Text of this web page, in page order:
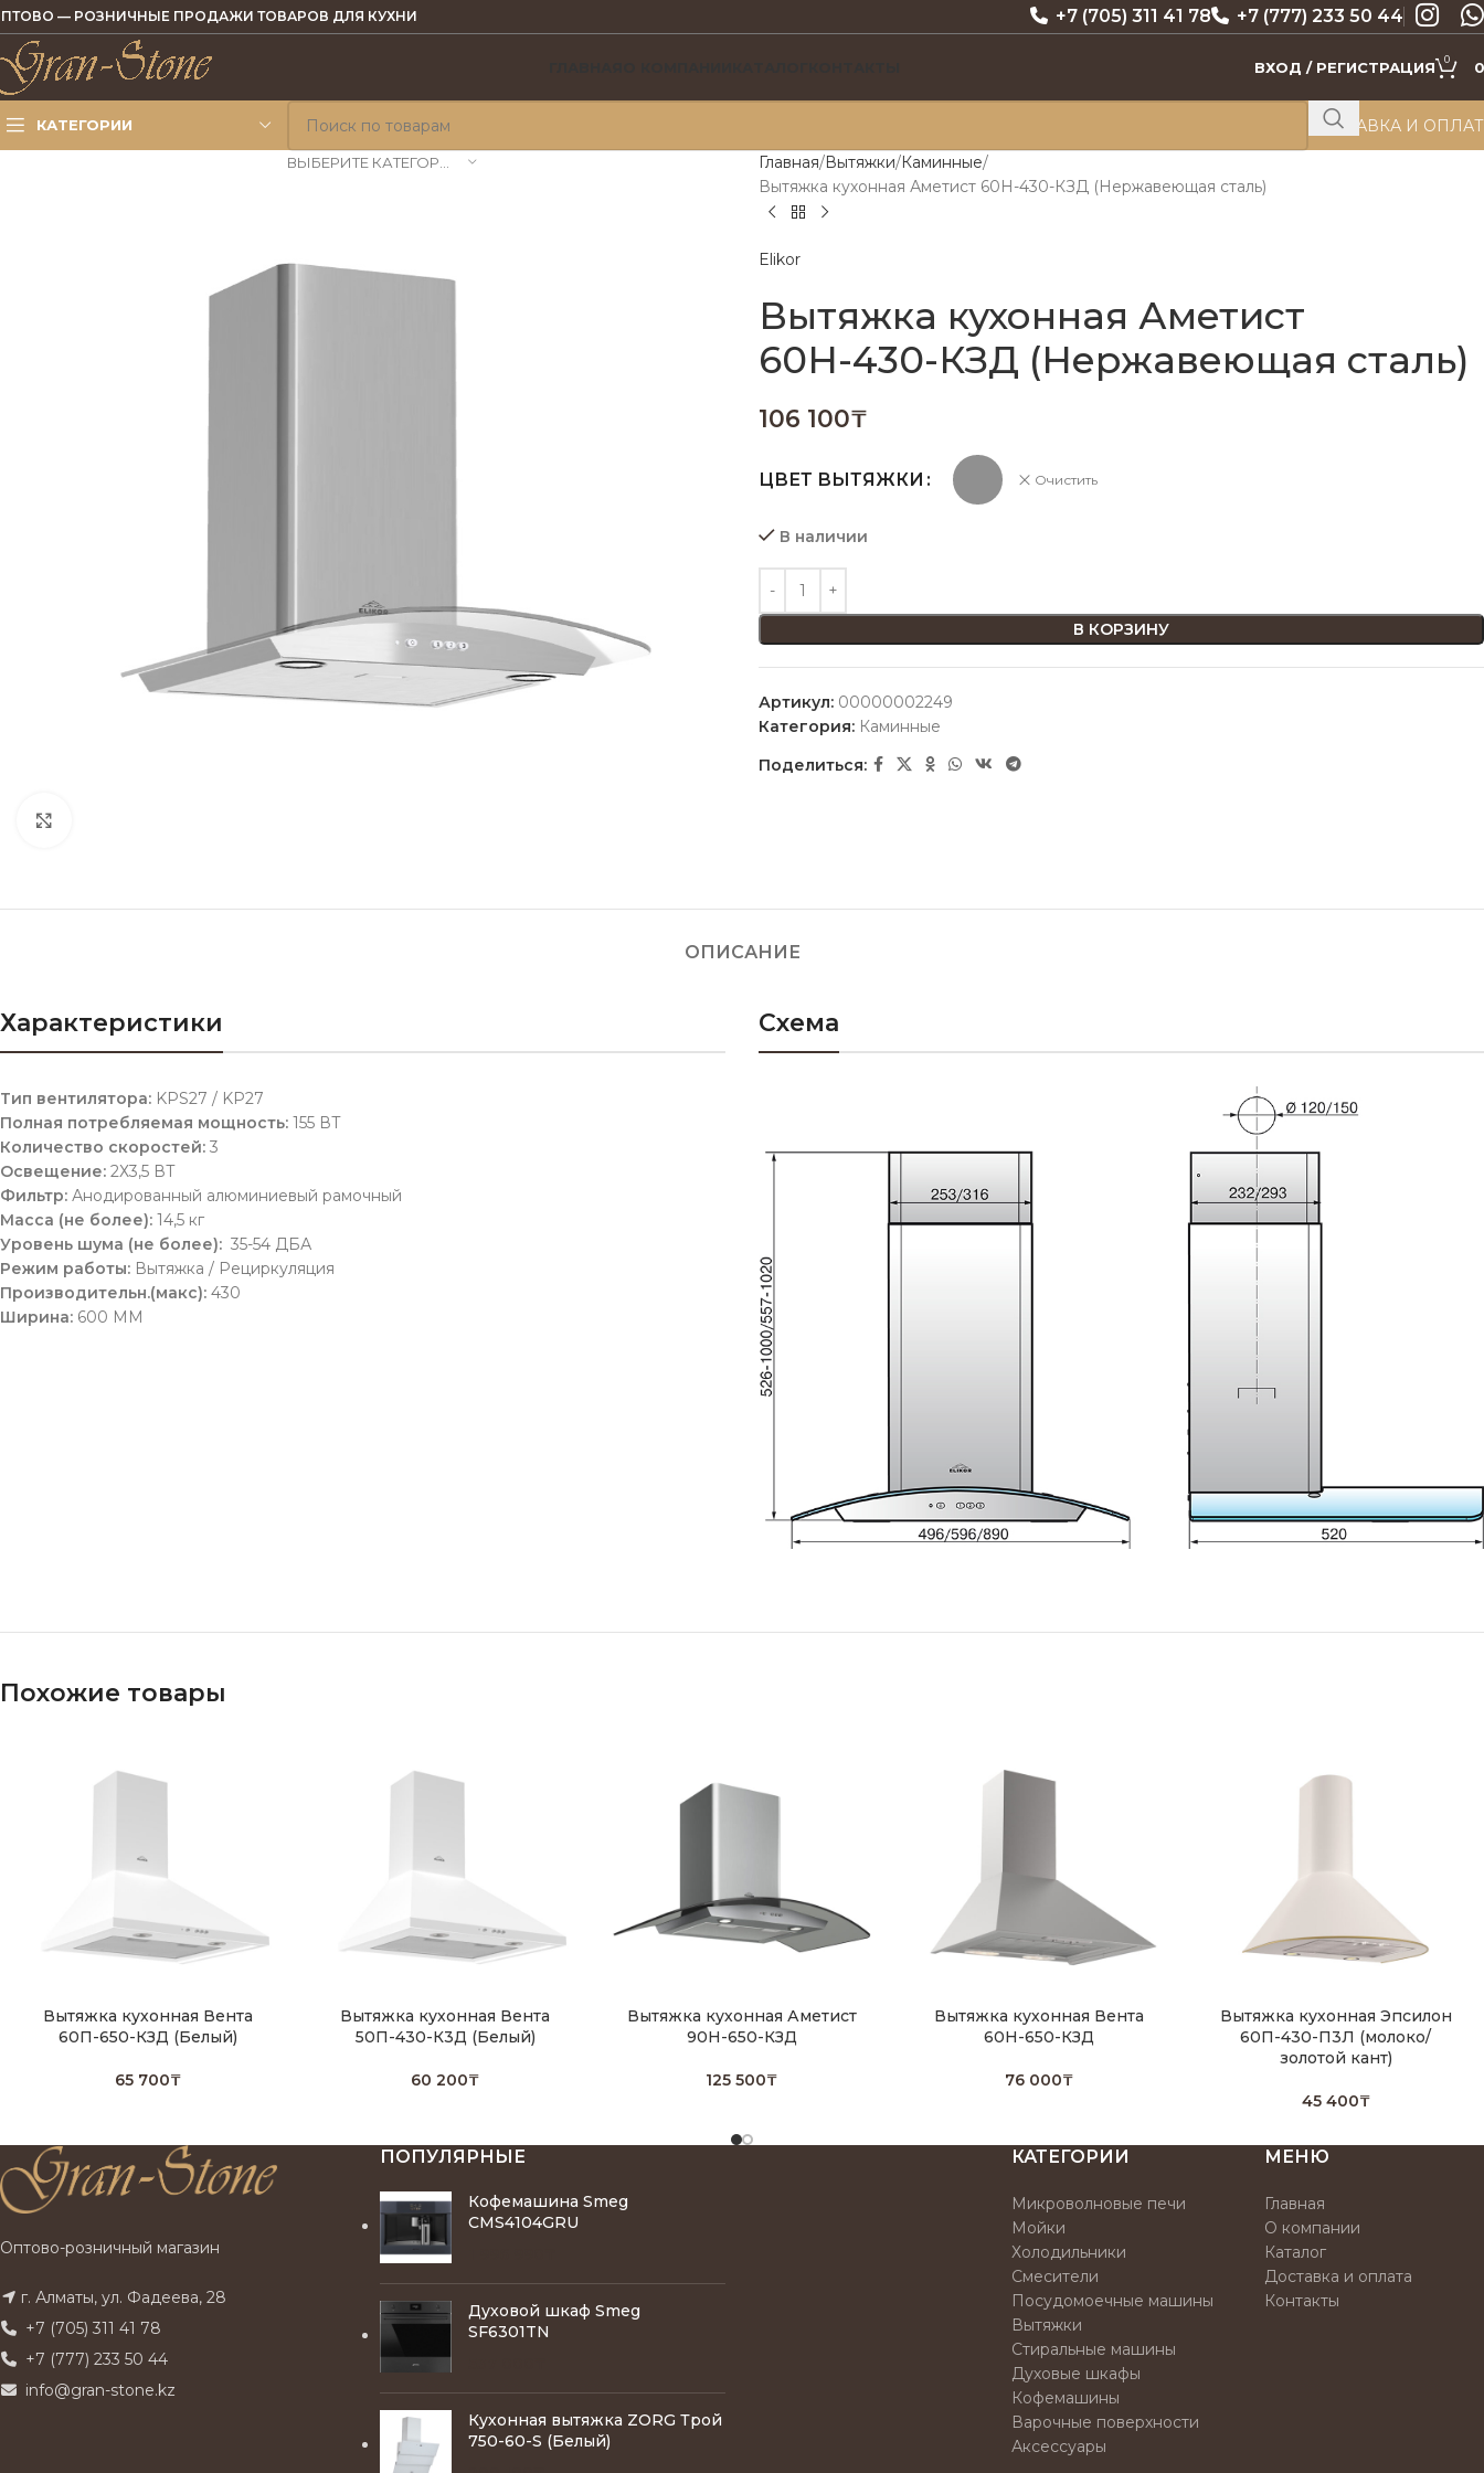
— РОЗНИЧНЫЕ ПРОДАЖИ ТОВАРОВ ДЛЯ КУХНИ +7 (705) 311 41 78 +7 (777) 233 50 44
ВХОД / РЕГИСТРАЦИЯ 0 0
КАТЕГОРИИ ДОСТАВКА И
Главная Вытяжки Каминные
Вытяжка кухонная Аметист 60Н-430-КЗД (Нержавеющая сталь)
Elikor
Вытяжка кухонная Аметист
60Н-430-КЗД (Нержавеющая сталь)
106 100₸
ЦВЕТ ВЫТЯЖКИ Очистить
В наличии
В КОРЗИНУ
Артикул: 00000002249
Категория: Каминные
Поделиться:
ОПИСАНИЕ
Характеристики
Тип вентилятора: KPS27 / KP27
Полная потребляемая мощность: 155 ВТ
Количество скоростей: 3
Освещение: 2Х3,5 ВТ
Фильтр: Анодированный алюминиевый рамочный
Масса (не более): 14,5 кг
Уровень шума (не более): 35-54 ДБА
Режим работы: Вытяжка / Рециркуляция
Производительн.(макс): 430
Ширина: 600 ММ
Схема
Похожие товары
Вытяжка кухонная Вента
60П-650-КЗД (Белый)
65 700₸
Вытяжка кухонная Вента
50П-430-К3Д (Белый)
60 200₸
Вытяжка кухонная Аметист
90Н-650-КЗД
125 500₸
Вытяжка кухонная Вента
60H-650-КЗД
76 000₸
Вытяжка кухонная Эпсилон
60П-430-П3Л (молоко/
золотой кант)
45 400₸
Оптово-розничный магазин
г. Алматы, ул. Фадеева, 28
+7 (705) 311 41 78
+7 (777) 233 50 44
info@gran-stone.kz
ПОПУЛЯРНЫЕ
Кофемашина Smeg
CMS4104GRU
Духовой шкаф Smeg
SF6301TN
Кухонная вытяжка ZORG Трой
750-60-S (Белый)
КАТЕГОРИИ
Микроволновые печи
Мойки
Холодильники
Смесители
Посудомоечные машины
Вытяжки
Стиральные машины
Духовые шкафы
Кофемашины
Варочные поверхности
Аксессуары
МЕНЮ
Главная
О компании
Каталог
Доставка и оплата
Контакты